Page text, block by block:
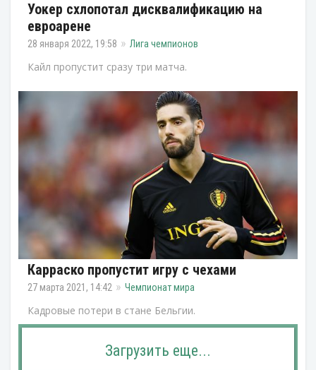
Уокер схлопотал дисквалификацию на
евроарене
28 января 2022, 19:58 Лига чемпионов
Кайл пропустит сразу три матча.
Карраско пропустит игру с чехами
27 марта 2021, 14:42 Чемпионат мира
Кадровые потери в стане Бельгии.
Загрузить еще...